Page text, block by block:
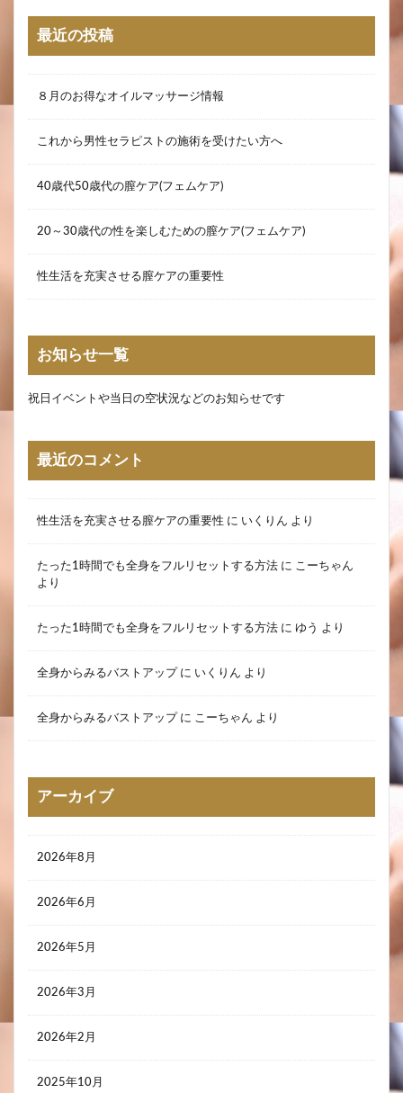
最近の投稿
８月のお得なオイルマッサージ情報
これから男性セラピストの施術を受けたい方へ
40歳代50歳代の膣ケア(フェムケア)
20～30歳代の性を楽しむための膣ケア(フェムケア)
性生活を充実させる膣ケアの重要性
お知らせ一覧
祝日イベントや当日の空状況などのお知らせです
最近のコメント
性生活を充実させる膣ケアの重要性 に いくりん より
たった1時間でも全身をフルリセットする方法 に こーちゃん
より
たった1時間でも全身をフルリセットする方法 に ゆう より
全身からみるバストアップ に いくりん より
全身からみるバストアップ に こーちゃん より
アーカイブ
2026年8月
2026年6月
2026年5月
2026年3月
2026年2月
2025年10月